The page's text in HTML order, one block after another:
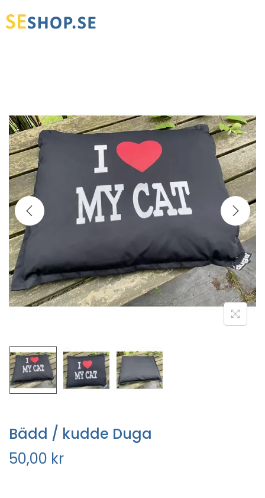
Bädd / kudde Duga
50,00 kr